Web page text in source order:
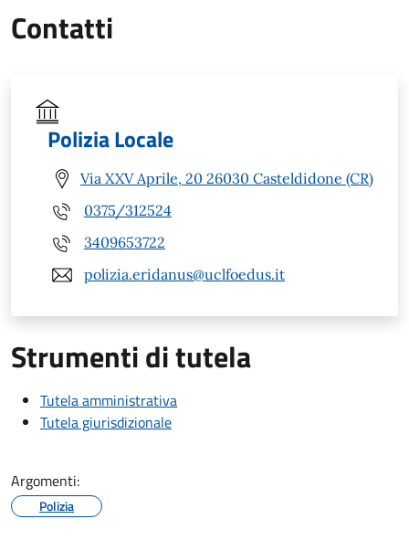
Contatti
Polizia Locale
Via XXV Aprile, 20 26030 Casteldidone (CR)
0375/312524
3409653722
polizia.eridanus@uclfoedus.it
Strumenti di tutela
Tutela amministrativa
Tutela giurisdizionale
Argomenti:
Polizia